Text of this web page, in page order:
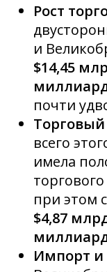
Рост
и
$14,45
почти
всего
имела
при этом
$4,87
Импорт и